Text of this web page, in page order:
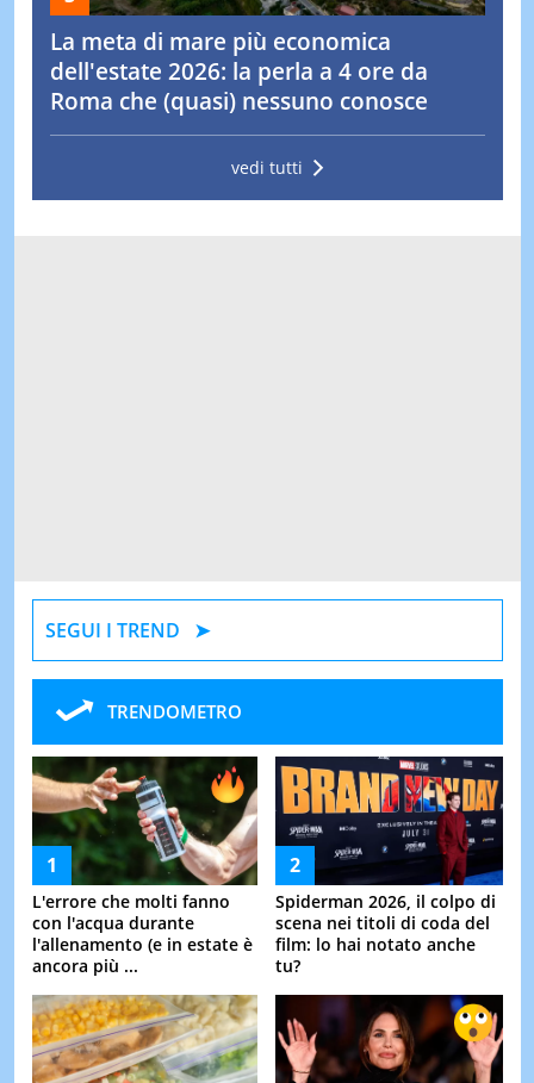
La meta di mare più economica
dell'estate 2026: la perla a 4 ore da
Roma che (quasi) nessuno conosce
vedi tutti
SEGUI I TREND
TRENDOMETRO
L'errore che molti fanno
con l'acqua durante
l'allenamento (e in estate è
ancora più ...
Spiderman 2026, il colpo di
scena nei titoli di coda del
film: lo hai notato anche
tu?